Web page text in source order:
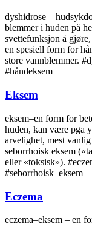
dyshidrose –
blemmer i huden på
svettefunksjon å
en spesiell form for
store vannblemmer.
#håndeksem
Eksem
eksem–en form for
huden, kan være pga
arvelighet, mest
seborrhoisk eksem
eller «toksisk»).
#seborrhoisk_eksem
Eczema
eczema–eksem – en